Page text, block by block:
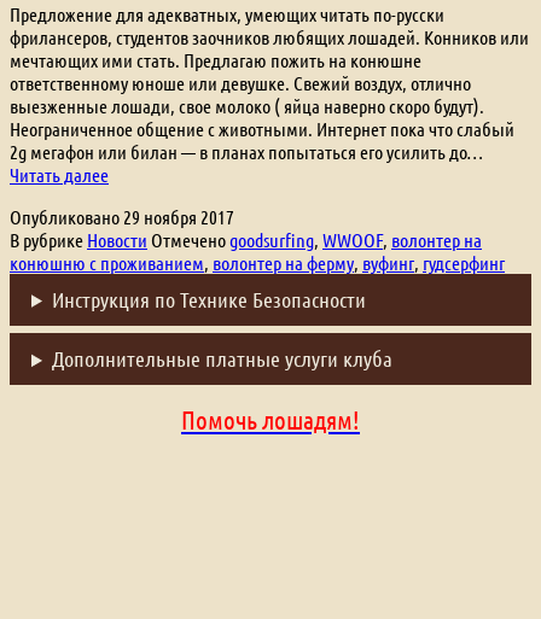
Предложение для адекватных, умеющих читать по-русски
фрилансеров, студентов заочников любящих лошадей. Конников или
мечтающих ими стать. Предлагаю пожить на конюшне
ответственному юноше или девушке. Свежий воздух, отлично
выезженные лошади, свое молоко ( яйца наверно скоро будут).
Неограниченное общение с животными. Интернет пока что слабый
2g мегафон или билан — в планах попытаться его усилить до…
Читать далееВолонтеры
ферму,
волонтеры
на
Опубликовано 29 ноября 2017
В рубрике Новости Отмеченоgoodsurfing WWOOF, волонтер на
конюшню с проживанием волонтер на ферму вуфинг гудсерфинг
Инструкция по Технике Безопасности
Дополнительные платные услуги клуба
Помочь лошадям!